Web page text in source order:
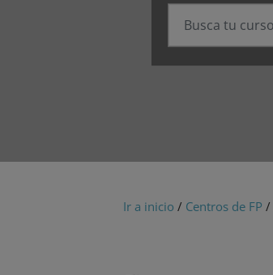
Ir a inicio / Centros de FP /